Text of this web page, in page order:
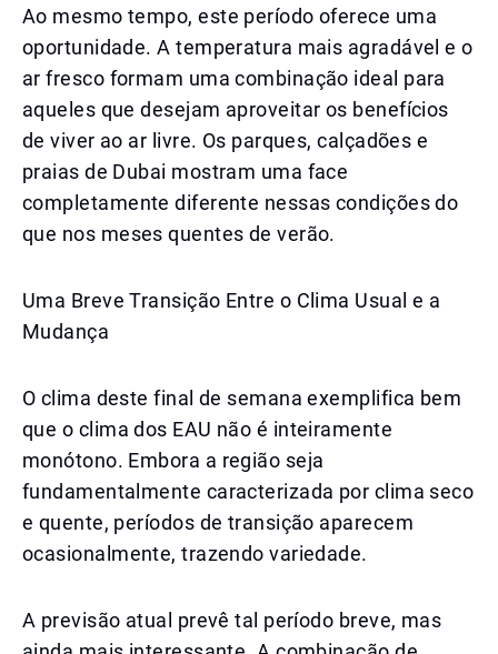
Ao mesmo tempo, este período oferece uma
oportunidade. A temperatura mais agradável e o
ar fresco formam uma combinação ideal para
aqueles que desejam aproveitar os benefícios
de viver ao ar livre. Os parques, calçadões e
praias de Dubai mostram uma face
completamente diferente nessas condições do
que nos meses quentes de verão.
Uma Breve Transição Entre o Clima Usual e a
Mudança
O clima deste final de semana exemplifica bem
que o clima dos EAU não é inteiramente
monótono. Embora a região seja
fundamentalmente caracterizada por clima seco
e quente, períodos de transição aparecem
ocasionalmente, trazendo variedade.
A previsão atual prevê tal período breve, mas